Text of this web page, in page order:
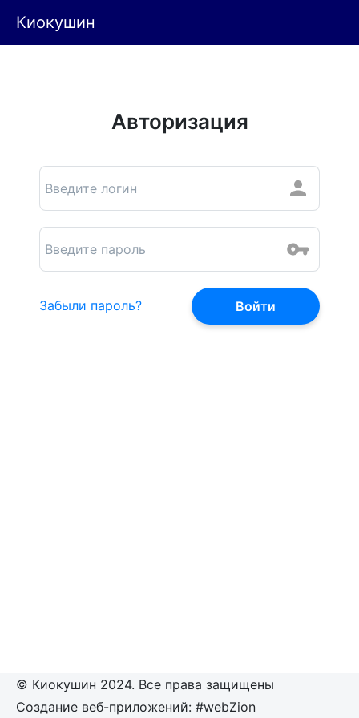
Киокушин
Авторизация
Забыли пароль?
© Киокушин 2024. Все права защищены
Создание веб-приложений: #webZion